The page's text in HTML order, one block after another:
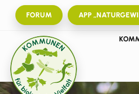
FORUM APP